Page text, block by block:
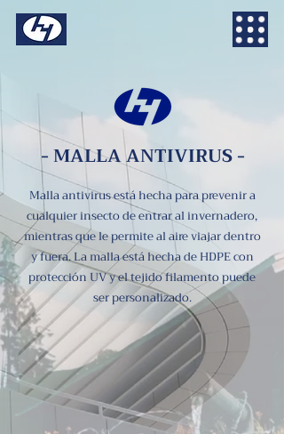
- MALLA ANTIVIRUS -
Malla antivirus está hecha para prevenir a
cualquier insecto de entrar al invernadero,
mientras que le permite al aire viajar dentro
y fuera. La malla está hecha de HDPE con
protección UV y el tejido filamento puede
ser personalizado.